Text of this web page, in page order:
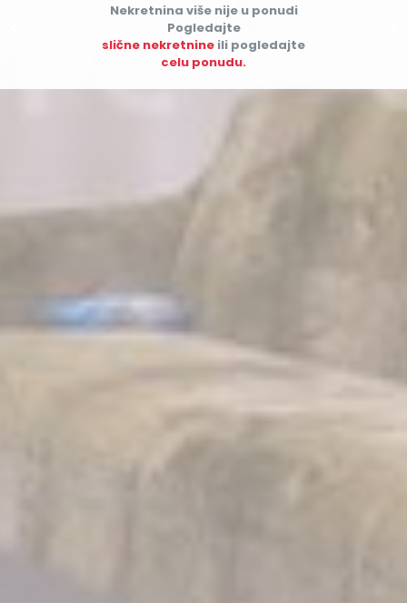
Nekretnina više nije u ponudi
Pogledajte
slične nekretnine ili pogledajte
celu ponudu.